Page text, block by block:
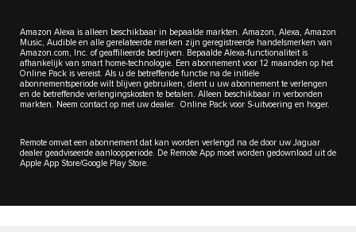
Amazon Alexa is alleen beschikbaar in bepaalde markten. Amazon, Alexa, Amazon
Music, Audible en alle gerelateerde merken zijn geregistreerde handelsmerken van
Amazon.com, Inc. of geaffilieerde bedrijven. Bepaalde Alexa-functionaliteit is
afhankelijk van smart home-technologie. Een abonnement voor 12 maanden op het
Online Pack is vereist. Als u de betreffende functie na de initiële
abonnementsperiode wilt blijven gebruiken, dient u uw abonnement te verlengen
en de betreffende verlengingskosten te betalen. Alleen beschikbaar in verbonden
markten. Neem contact op met uw dealer. Online Pack voor S-uitvoering en hoger.
Remote omvat een abonnement dat kan worden verlengd na de door uw Jaguar
dealer geadviseerde aanloopperiode. De Remote App moet worden gedownload uit de
Apple App Store/Google Play Store.